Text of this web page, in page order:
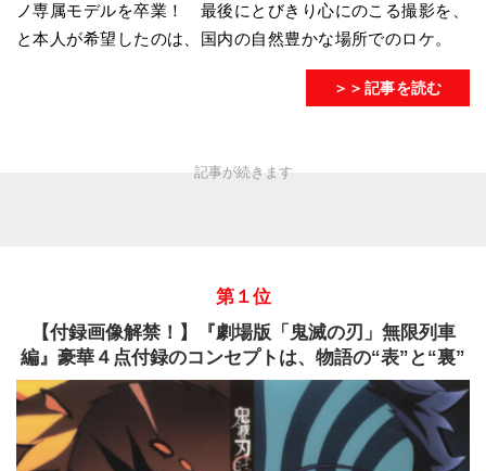
ノ専属モデルを卒業！ 最後にとびきり心にのこる撮影を、
と本人が希望したのは、国内の自然豊かな場所でのロケ。
＞＞記事を読む
第１位
【付録画像解禁！】『劇場版「鬼滅の刃」無限列車
編』豪華４点付録のコンセプトは、物語の“表”と“裏”